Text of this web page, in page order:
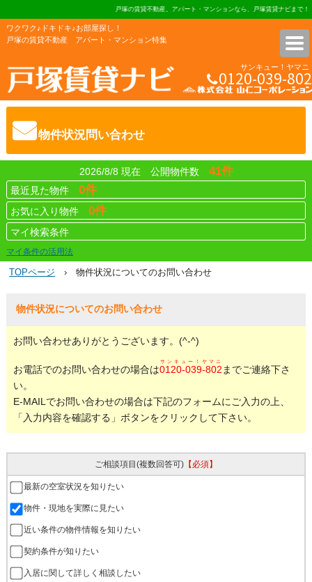
戸塚の賃貸不動産、アパート・マンションなら、戸塚賃貸ナビまで！
ワクワク♪ドキドキ♪お部屋探し！
戸塚の賃貸不動産 アパート・マンション特集
株式会社 山仁コーポレーショ
サンキュー！ヤマニ
0120-039-802
物件状況問い合わせ
2026/8/8 現在 公開物件数 41件
最近見た物件 0件
お気に入り物件 0件
マイ検索条件
マイ条件の活用法
TOPページ › 物件状況についてのお問い合わせ
物件状況についてのお問い合わせ
お問い合わせありがとうございます。(^-^)
お電話でのお問い合わせの場合は0120-039-802
サンキュー！ヤマニ
までご連絡下さ
い。
E-MAILでお問い合わせの場合は下記のフォームにご入力の上、
「入力内容を確認する」ボタンをクリックして下さい。
ご相談項目(複数回答可)【必須】
最新の空室状況を知りたい
物件・現地を実際に見たい
近い条件の物件情報を知りたい
契約条件が知りたい
入居に関して詳しく相談したい